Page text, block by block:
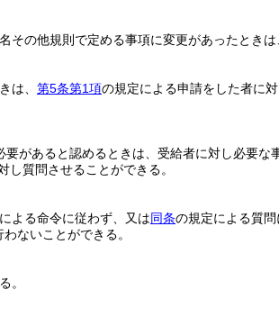
の他規則で定める事項に変更があったときは
は、 第5条第1項の規定による申請をした者に
があると認めるときは、受給者に対し必要な
質問させることができる。
よる命令に従わず、又は同条の規定による質
ないことができる。
。